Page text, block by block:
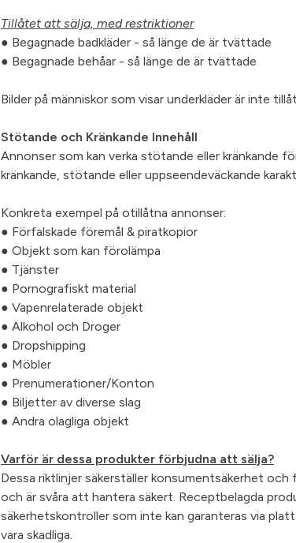
Tillåtet att sälja, med restriktioner
● Begagnade badkläder - så länge de är tvättade
● Begagnade behåar - så länge de är tvättade
Bilder på människor som visar underkläder är inte
Stötande och Kränkande Innehåll
Annonser som kan verka stötande eller kränkande
kränkande, stötande eller uppseendeväckande
Konkreta exempel på otillåtna annonser:
● Förfalskade föremål & piratkopior
● Objekt som kan förolämpa
● Tjänster
● Pornografiskt material
● Vapenrelaterade objekt
● Alkohol och Droger
● Dropshipping
● Möbler
● Prenumerationer/Konton
● Biljetter av diverse slag
● Andra olagliga objekt
Varför är dessa produkter förbjudna att sälja?
Dessa riktlinjer säkerställer konsumentsäkerhet
och är svåra att hantera säkert. Receptbelagda
säkerhetskontroller som inte kan garanteras via
vara skadliga.